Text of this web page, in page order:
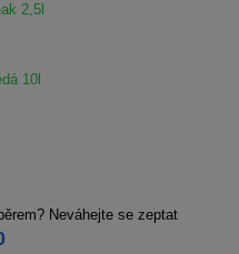
2,5l
10l
Neváhejte se zeptat